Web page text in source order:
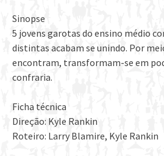
Sinopse
5 jovens garotas do ensino médio
distintas acabam se unindo. Por
encontram, transformam-se em
confraria.
Ficha técnica
Direção: Kyle Rankin
Roteiro: Larry Blamire, Kyle Rankin